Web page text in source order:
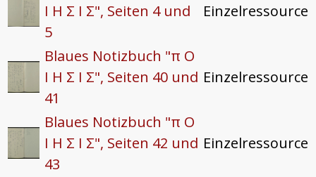
I H Σ I Σ", Seiten 4 und
5
Einzelressource
Blaues Notizbuch "π O
I H Σ I Σ", Seiten 40 und
41
Einzelressource
Blaues Notizbuch "π O
I H Σ I Σ", Seiten 42 und
43
Einzelressource